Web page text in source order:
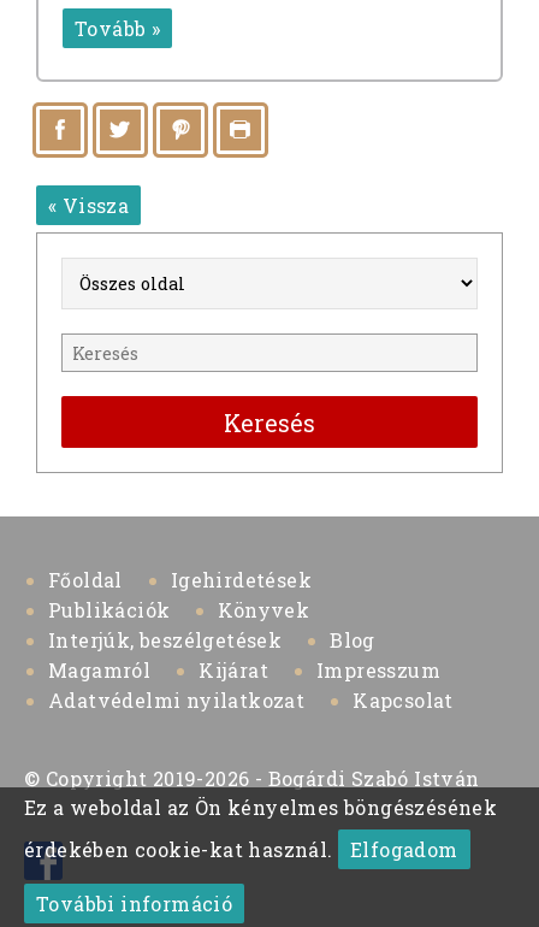
Tovább »
« Vissza
Keresés
Főoldal
Igehirdetések
Publikációk
Könyvek
Interjúk, beszélgetések
Blog
Magamról
Kijárat
Impresszum
Adatvédelmi nyilatkozat
Kapcsolat
© Copyright 2019-2026 - Bogárdi Szabó István
Ez a weboldal az Ön kényelmes böngészésének
érdekében cookie-kat használ.
Elfogadom
További információ